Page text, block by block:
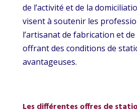
de l’activité et de la
visent à soutenir les
l’artisanat de fabrication et
offrant des conditions de
avantageuses.
Les différentes offres de